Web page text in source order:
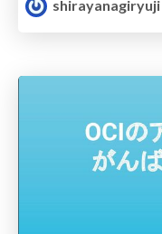
shirayanagiryuji